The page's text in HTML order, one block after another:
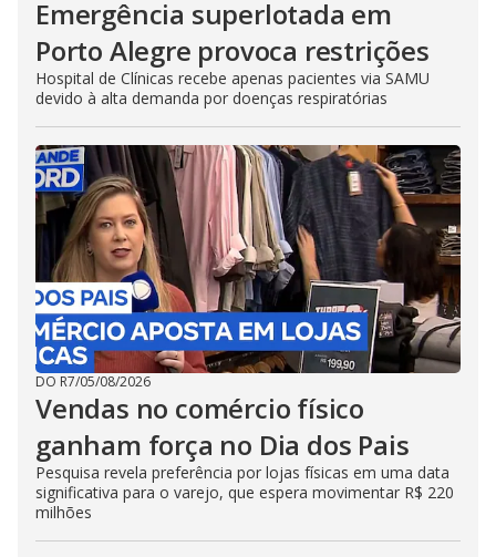
Emergência superlotada em
Porto Alegre provoca restrições
Hospital de Clínicas recebe apenas pacientes via SAMU
devido à alta demanda por doenças respiratórias
DO R7/05/08/2026
Vendas no comércio físico
ganham força no Dia dos Pais
Pesquisa revela preferência por lojas físicas em uma data
significativa para o varejo, que espera movimentar R$ 220
milhões